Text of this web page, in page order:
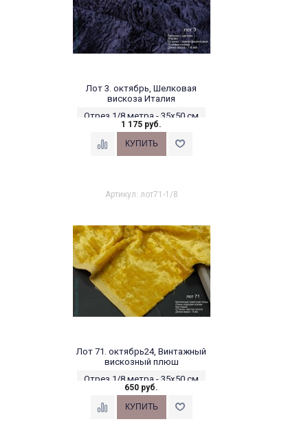
Лот 3. октябрь, Шелковая
вискоза Италия
Отрез 1/8 метра - 35х50 см
1 175 руб.
Артикул: лот71-1/8
Лот 71. октябрь24, Винтажный
вискозный плюш
Отрез 1/8 метра - 35х50 см
650 руб.